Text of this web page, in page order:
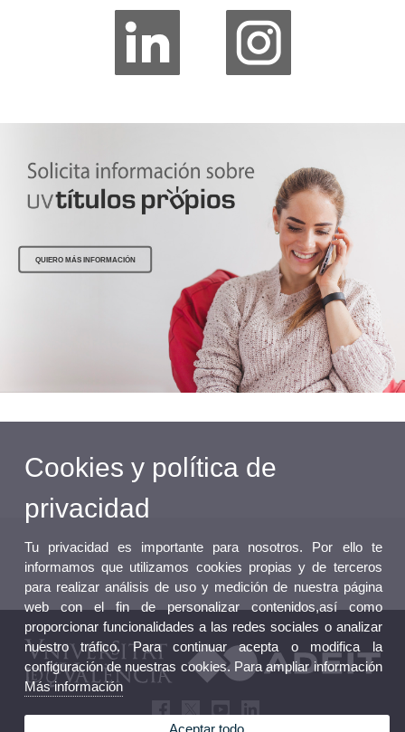
QUIERO MÁS INFORMACIÓN
Cookies y política de
privacidad
Tu privacidad es importante para nosotros. Por ello te
informamos que utilizamos cookies propias y de terceros
para realizar análisis de uso y medición de nuestra página
web con el fin de personalizar contenidos,así como
proporcionar funcionalidades a las redes sociales o analizar
nuestro tráfico. Para continuar acepta o modifica la
configuración de nuestras cookies. Para ampliar información
Más información
Aceptar todo